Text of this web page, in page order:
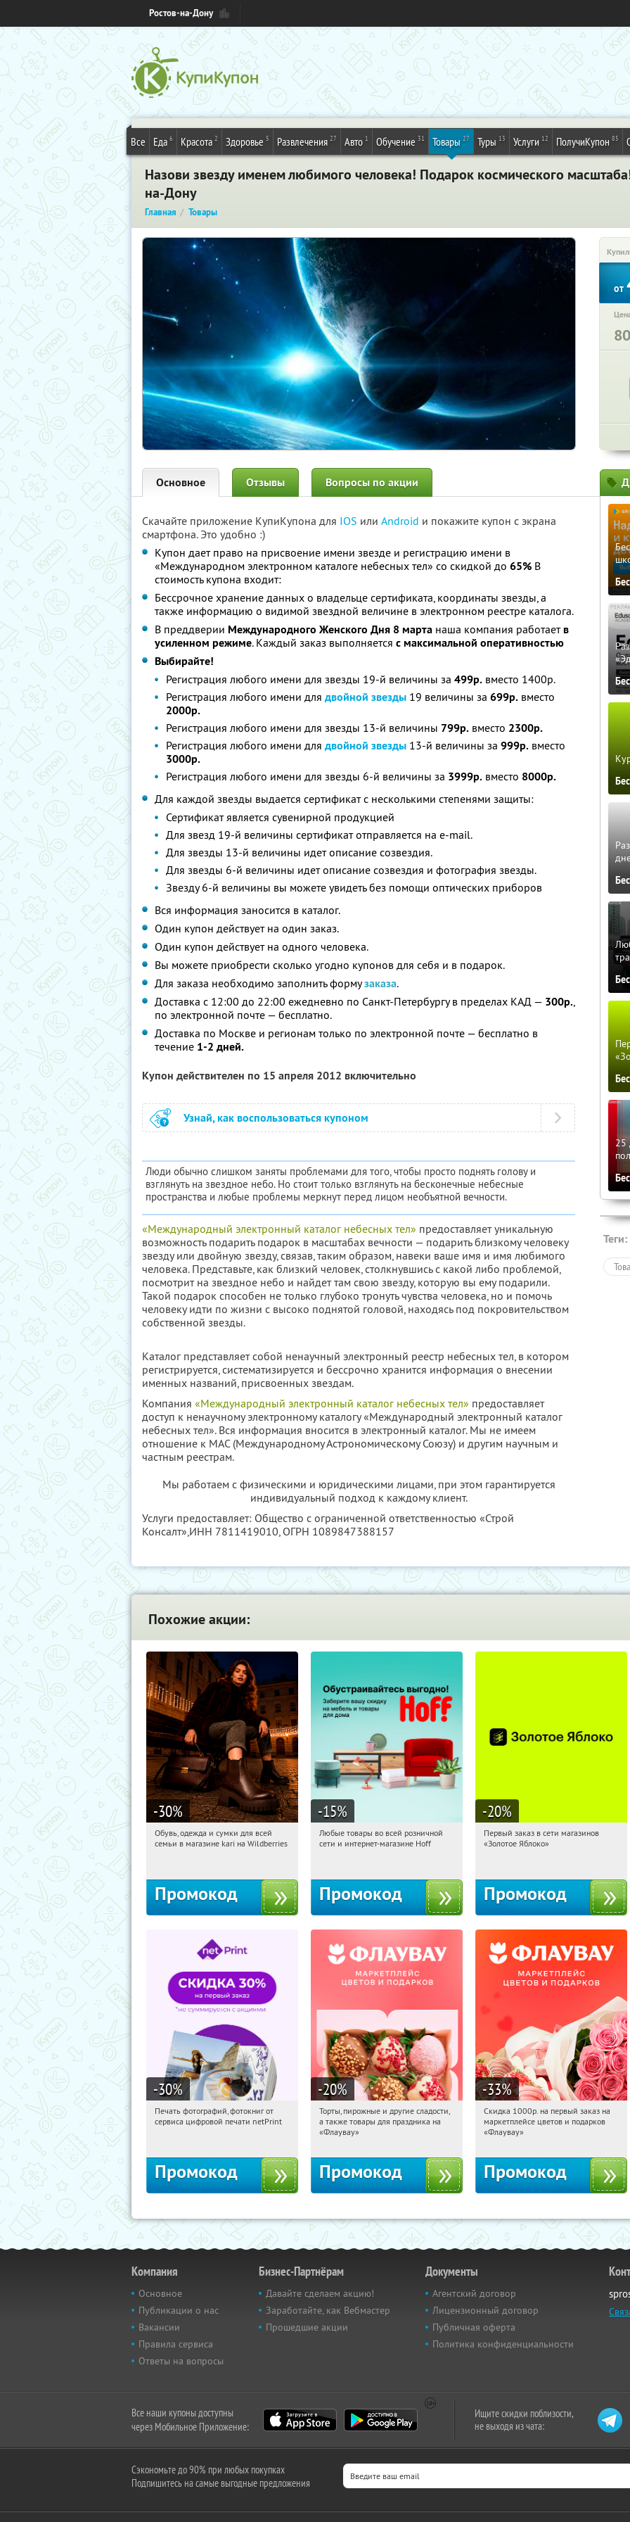
Ростов-на-Дону
Все Еда 6 Красота 2 Здоровье 5 Развлечения 27 Авто 1 Обучение 31 Товары 27 Туры 13 Услуги 12 ПолучиКупон 85
Назови звезду именем любимого человека! Подарок космического
на-Дону
Главная Товары
от
Основное Отзывы Вопросы по акции
Скачайте приложение КупиКупона для IOS или Android и покажите купон с экрана
смартфона. Это удобно :)
Купон дает право на присвоение имени звезде и регистрацию имени в
«Международном электронном каталоге небесных тел» со скидкой до 65% В
стоимость купона входит:
Бессрочное хранение данных о владельце сертификата, координаты звезды, а
также информацию о видимой звездной величине в электронном реестре каталога.
В преддверии Международного Женского Дня 8 марта наша компания работаетв
усиленном режиме. Каждый заказ выполняется с максимальной оперативностью
Выбирайте!
Регистрация любого имени для звезды 19-й величины за 499р. вместо 1400р.
Регистрация любого имени для двойной звезды 19 величины за 699р. вместо
2000р.
Регистрация любого имени для звезды 13-й величины 799р. вместо 2300р.
Регистрация любого имени для двойной звезды 13-й величины за 999р. вместо
3000р.
Регистрация любого имени для звезды 6-й величины за 3999р. вместо 8000р.
Для каждой звезды выдается сертификат с несколькими степенями защиты:
Сертификат является сувенирной продукцией
Для звезд 19-й величины сертификат отправляется на e-mail.
Для звезды 13-й величины идет описание созвездия.
Для звезды 6-й величины идет описание созвездия и фотография звезды.
Звезду 6-й величины вы можете увидеть без помощи оптических приборов
Вся информация заносится в каталог.
Один купон действует на один заказ.
Один купон действует на одного человека.
Вы можете приобрести сколько угодно купонов для себя и в подарок.
Для заказа необходимо заполнить формузаказа.
Доставка с 12:00 до 22:00 ежедневно по Санкт-Петербургу в пределах КАД — 300р.,
по электронной почте — бесплатно.
Доставка по Москве и регионам только по электронной почте — бесплатно в
течение 1-2 дней.
Купон действителен по 15 апреля 2012 включительно
Узнай, как воспользоваться купоном
Люди обычно слишком заняты проблемами для того, чтобы просто поднять голову и
взглянуть на звездное небо. Но стоит только взглянуть на бесконечные небесные
пространства и любые проблемы меркнут перед лицом необъятной вечности.
«Международный электронный каталог небесных тел» предоставляет уникальную
возможность подарить подарок в масштабах вечности — подарить близкому человеку
звезду или двойную звезду, связав, таким образом, навеки ваше имя и имя любимого
человека. Представьте, как близкий человек, столкнувшись с какой либо проблемой,
посмотрит на звездное небо и найдет там свою звезду, которую вы ему подарили.
Такой подарок способен не только глубоко тронуть чувства человека, но и помочь
человеку идти по жизни с высоко поднятой головой, находясь под покровительством
собственной звезды.
Каталог представляет собой ненаучный электронный реестр небесных тел, в котором
регистрируется, систематизируется и бессрочно хранится информация о внесении
именных названий, присвоенных звездам.
Компания «Международный электронный каталог небесных тел» предоставляет
доступ к ненаучному электронному каталогу «Международный электронный каталог
небесных тел». Вся информация вносится в электронный каталог. Мы не имеем
отношение к МАС (Международному Астрономическому Союзу) и другим научным и
частным реестрам.
Мы работаем с физическими и юридическими лицами, при этом гарантируется
индивидуальный подход к каждому клиент.
Услуги предоставляет: Общество с ограниченной ответственностью «Строй
Консалт»,ИНН 7811419010, ОГРН 1089847388157
25
Теги:
Похожие акции:
-30%
03:37:53 Получили:
Обувь, одежда и сумки для всей
семьи в магазине kari на Wildberries
Промокод
-15%
03:37:53 Получили:
Любые товары во всей розничной
сети и интернет-магазине Hoff
Промокод
-20%
03:37:53
Получи первым!
Первый заказ в сети магазинов
«Золотое Яблоко»
Промокод
-30%
03:37:53 Получили:
Печать фотографий, фотокниг от
сервиса цифровой печати netPrint
Промокод
-20%
03:37:53 Получили:
Россия
Торты, пирожные и другие сладости,
а также товары для праздника на
«Флаувау»
Промокод
-33%
03:37:53 Получили:
Россия
Скидка 1000р. на первый заказ на
маркетплейсе цветов и подарков
«Флаувау»
Промокод
Компания
Основное
Публикации о нас
Вакансии
Правила сервиса
Ответы на вопросы
Бизнес-Партнёрам
Давайте сделаем акцию!
Заработайте, как Вебмастер
Прошедшие акции
Документы
Агентский договор
Лицензионный договор
Публичная оферта
Политика конфиденциальности
Все наши купоны доступны
через Мобильное Приложение:
Ищите скидки поблизости,
не выходя из чата:
Сэкономьте до 90% при любых покупках
Подпишитесь на самые выгодные предложения